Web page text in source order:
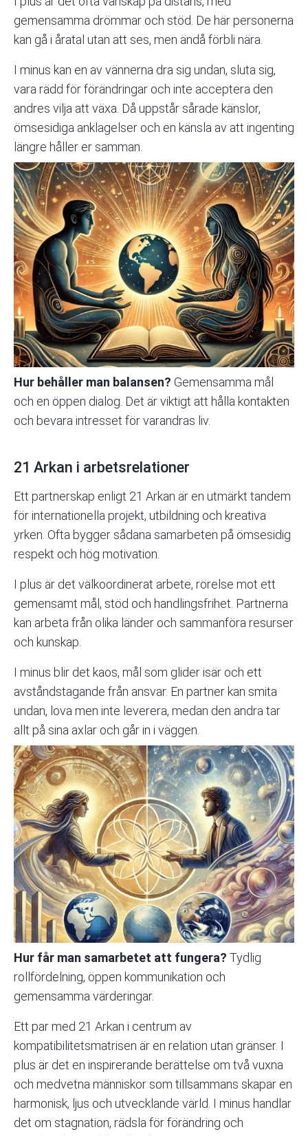
gemensamma drömmar och stöd. De här personerna
kan gå i åratal utan att ses, men ändå förbli nära.
I minus kan en av vännerna dra sig undan, sluta sig,
vara rädd för förändringar och inte acceptera den
andres vilja att växa. Då uppstår sårade känslor,
ömsesidiga anklagelser och en känsla av att ingenting
längre håller er samman.
Hur behåller man balansen? Gemensamma mål
och en öppen dialog. Det är viktigt att hålla kontakten
och bevara intresset för varandras liv.
21 Arkan i arbetsrelationer
Ett partnerskap enligt 21 Arkan är en utmärkt tandem
för internationella projekt, utbildning och kreativa
yrken. Ofta bygger sådana samarbeten på ömsesidig
respekt och hög motivation.
I plus är det välkoordinerat arbete, rörelse mot ett
gemensamt mål, stöd och handlingsfrihet. Partnerna
kan arbeta från olika länder och sammanföra resurser
och kunskap.
I minus blir det kaos, mål som glider isär och ett
avståndstagande från ansvar. En partner kan smita
undan, lova men inte leverera, medan den andra tar
allt på sina axlar och går in i väggen.
Hur får man samarbetet att fungera? Tydlig
rollfördelning, öppen kommunikation och
gemensamma värderingar.
Ett par med 21 Arkan i centrum av
kompatibilitetsmatrisen är en relation utan gränser. I
plus är det en inspirerande berättelse om två vuxna
och medvetna människor som tillsammans skapar en
harmonisk, ljus och utvecklande värld. I minus handlar
det om stagnation, rädsla för förändring och